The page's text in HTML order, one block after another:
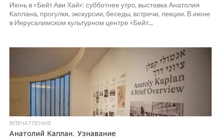
Июнь в «Бейт Ави Хай»: субботнее утро, выставка Анатолия
Каплана, прогулки, экскурсии, беседы, встречи, лекции. В июне
в Иерусалимском культурном центре «Бейт...
ВПЕЧАТЛЕНИЯ
Анатолий Каплан. Узнавание